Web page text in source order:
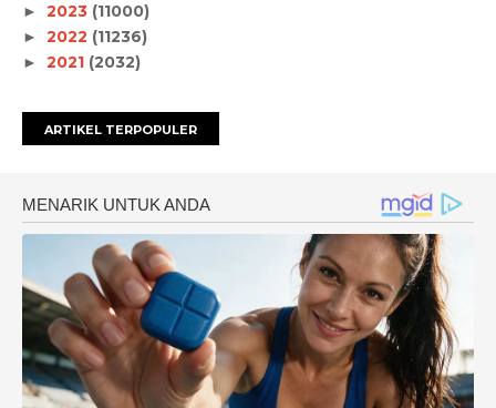
► 2023 (11000)
► 2022 (11236)
► 2021 (2032)
ARTIKEL TERPOPULER